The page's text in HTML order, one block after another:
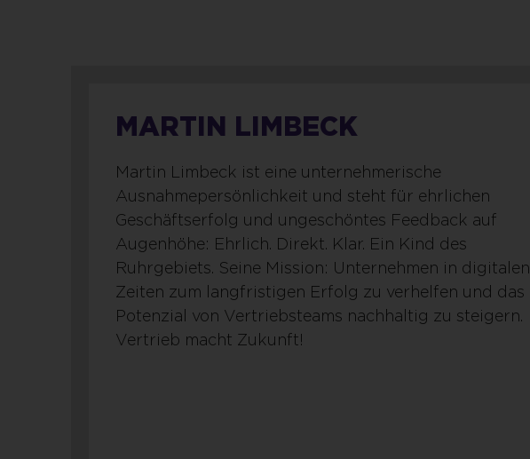
MARTIN LIMBECK
Martin Limbeck ist eine unternehmerische
Ausnahmepersönlichkeit und steht für ehrlichen
Geschäftserfolg und ungeschöntes Feedback auf
Augenhöhe: Ehrlich. Direkt. Klar. Ein Kind des
Ruhrgebiets. Seine Mission: Unternehmen in digitalen
Zeiten zum langfristigen Erfolg zu verhelfen und das
Potenzial von Vertriebsteams nachhaltig zu steigern.
Vertrieb macht Zukunft!